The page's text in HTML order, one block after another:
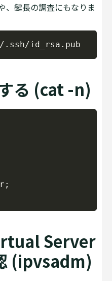
、鍵長の調査にもなりま
る (cat -n)
Server
(ipvsadm)